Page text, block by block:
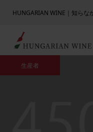
HUNGARIAN WINE｜知らな
生産者